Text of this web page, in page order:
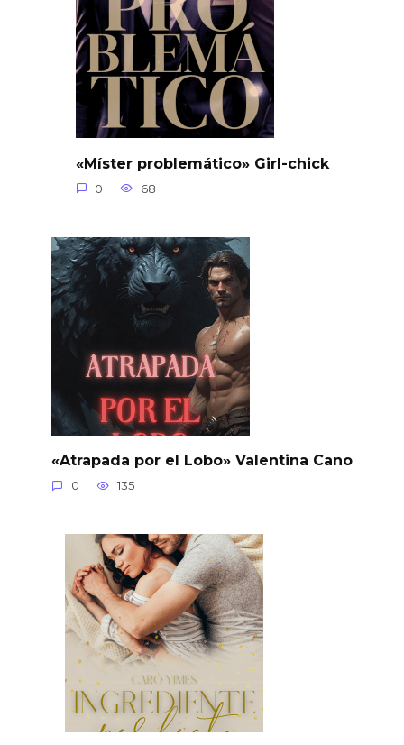
«Míster problemático» Girl-chick
0 68
«Atrapada por el Lobo» Valentina Cano
0 135